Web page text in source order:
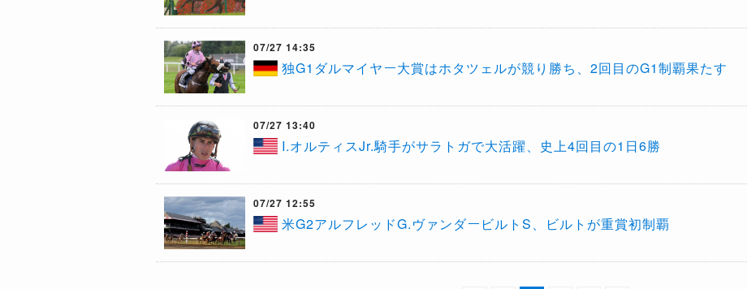
07/27 14:35
​独G1ダルマイヤー大賞はホタツェルが競り勝ち、2回目のG1制覇果たす
07/27 13:40
​I.オルティスJr.騎手がサラトガで大活躍、史上4回目の1日6勝
07/27 12:55
​米G2アルフレッドG.ヴァンダービルトS、ビルトが重賞初制覇